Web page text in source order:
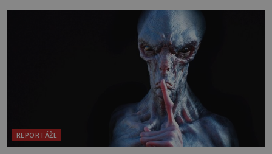
badatelé zde odkrývají indicie, které propojují
prastaré pohanské kulty, keltské svatyně a zprávy
REPORTÁŽE